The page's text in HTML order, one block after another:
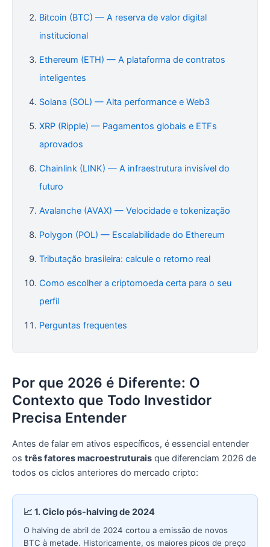
Bitcoin (BTC) — A reserva de valor digital
institucional
Ethereum (ETH) — A plataforma de contratos
inteligentes
Solana (SOL) — Alta performance e Web3
XRP (Ripple) — Pagamentos globais e ETFs
aprovados
Chainlink (LINK) — A infraestrutura invisível do
futuro
Avalanche (AVAX) — Velocidade e tokenização
Polygon (POL) — Escalabilidade do Ethereum
Tributação brasileira: calcule o retorno real
Como escolher a criptomoeda certa para o seu
perfil
Perguntas frequentes
Por que 2026 é Diferente: O
Contexto que Todo Investidor
Precisa Entender
Antes de falar em ativos específicos, é essencial entender
os três fatores macroestruturais que diferenciam 2026 de
todos os ciclos anteriores do mercado cripto:
📈 1. Ciclo pós-halving de 2024
O halving de abril de 2024 cortou a emissão de novos
BTC à metade. Historicamente, os maiores picos de preço